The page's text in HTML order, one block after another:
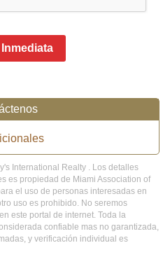
International Realty . Los detalles
es propiedad de Miami Association of
el uso de personas interesadas en
uso es prohibido. No seremos
este portal de internet. Toda la
confiable mas no garantizada,
y verificación individual es